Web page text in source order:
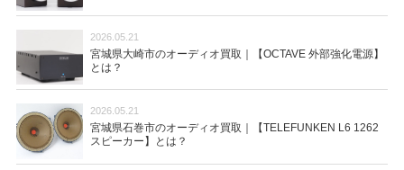
2026.05.21
宮城県大崎市のオーディオ買取｜【OCTAVE 外部強化電源】
とは？
2026.05.21
宮城県石巻市のオーディオ買取｜【TELEFUNKEN L6 1262
スピーカー】とは？